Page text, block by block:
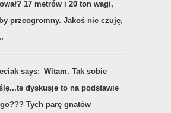
17 metrów i 20 ton wagi,
przeogromny. Jakoś nie czuję,
says: Witam. Tak sobie
dyskusje to na podstawie
Tych parę gnatów